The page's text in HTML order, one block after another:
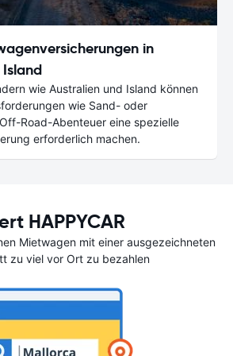
in
wie Australien und Island können
wie Sand- oder
Road-Abenteuer eine spezielle
erforderlich machen.
HAPPYCAR
Mietwagen mit einer ausgezeichneten
zu viel vor Ort zu bezahlen